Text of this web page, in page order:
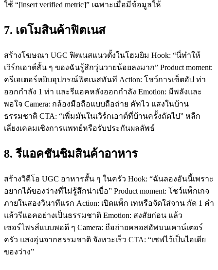
ใช้ “[insert verified metric]” เฉพาะเมื่อมีข้อมูลให้
7. เดโมสินค้าฟิตเนส
สร้างโฆษณา UGC ฟิตเนสแนวตั้งในโฮมยิม Hook: “นี่ทำให้
เวิร์กเอาต์สั้น ๆ ของฉันรู้สึกวุ่นวายน้อยลงมาก” Product moment:
ครีเอเตอร์หยิบอุปกรณ์ฟิตเนสทันที Action: โชว์การเซ็ตอัป ท่า
ออกกำลัง 1 ท่า และรีแอคหลังออกกำลัง Emotion: มีพลังและ
พอใจ Camera: กล้องมือถือแบบถือถ่าย คัทไว แสงในบ้าน
ธรรมชาติ CTA: “เพิ่มมันในเวิร์กเอาต์ที่บ้านครั้งถัดไป” หลีก
เลี่ยงเคลมเชิงการแพทย์หรือรับประกันผลลัพธ์
8. รีแอคชันชิมสินค้าอาหาร
สร้างวิดีโอ UGC อาหารสั้น ๆ ในครัว Hook: “ฉันลองอันนี้เพราะ
อยากได้ของว่างที่ไม่รู้สึกน่าเบื่อ” Product moment: โชว์แพ็กเกจ
ภายในสองวินาทีแรก Action: เปิดแพ็ก เทหรือจัดใส่จาน กัด 1 คำ
แล้วรีแอคอย่างเป็นธรรมชาติ Emotion: สงสัยก่อน แล้ว
เซอร์ไพรส์แบบพอดี ๆ Camera: ถือถ่ายคลอสอัพบนเคาน์เตอร์
ครัว แสงอุ่นจากธรรมชาติ จังหวะเร็ว CTA: “เซฟไว้เป็นไอเดีย
ของว่าง”